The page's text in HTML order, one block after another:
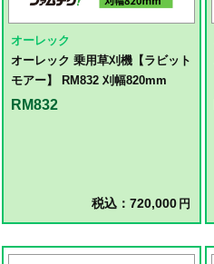
オーレック
オーレック 乗用草刈機【ラビット
モアー】 RM832 刈幅820mm
RM832
税込：720,000 円